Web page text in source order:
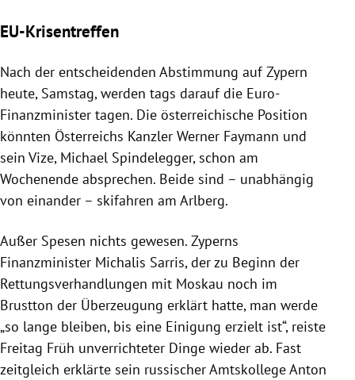
EU-Krisentreffen
Nach der entscheidenden Abstimmung aufZypern
heute, Samstag, werden tags darauf die Euro-
Finanzminister tagen. Die österreichische Position
könnten Österreichs Kanzler Werner Faymann und
sein Vize, Michael Spindelegger, schon am
Wochenende absprechen. Beide sind – unabhängig
von einander – skifahren am Arlberg.
Außer Spesen nichts gewesen. Zyperns
Finanzminister Michalis Sarris, der zu Beginn der
Rettungsverhandlungen mit Moskau noch im
Brustton der Überzeugung erklärt hatte, man werde
„so lange bleiben, bis eine Einigung erzielt ist“, reiste
Freitag Früh unverrichteter Dinge wieder ab. Fast
zeitgleich erklärte sein russischer AmtskollegeAnton